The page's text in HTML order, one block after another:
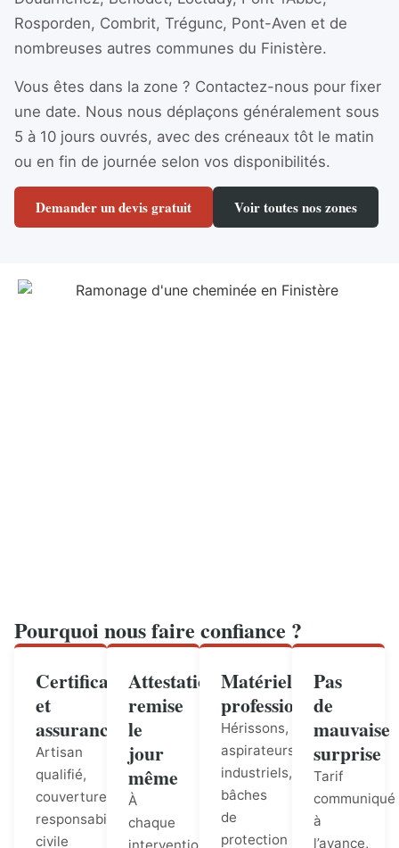
Rosporden, Combrit, Trégunc, Pont-Aven et de
nombreuses autres communes du Finistère.
Vous êtes dans la zone ? Contactez-nous pour fixer
une date. Nous nous déplaçons généralement sous
5 à 10 jours ouvrés, avec des créneaux tôt le matin
ou en fin de journée selon vos disponibilités.
Demander un devis gratuit Voir toutes nos zones
Pourquoi nous faire confiance ?
Certification
et
assurance
Artisan
qualifié,
couverture
responsabilité
civile
Attestation
remise
le
jour
même
À
chaque
Matériel
professionnel
Hérissons,
aspirateurs
industriels,
bâches
de
protection
Pas
de
mauvaise
surprise
Tarif
communiqué
à
l’avance,